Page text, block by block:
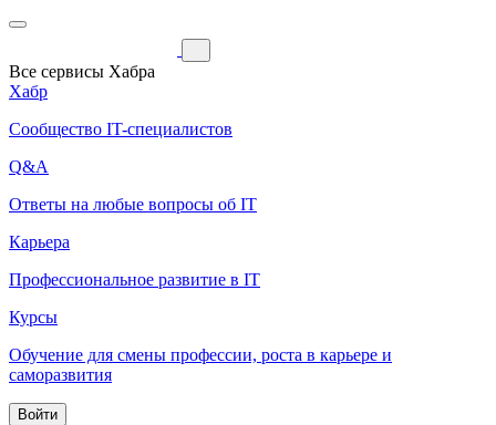
Все сервисы Хабра
Хабр
Сообщество IT-специалистов
Q&A
Ответы на любые вопросы об IT
Карьера
Профессиональное развитие в IT
Курсы
Обучение для смены профессии, роста в карьере и
саморазвития
Войти